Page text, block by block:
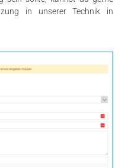
in unserer Technik in